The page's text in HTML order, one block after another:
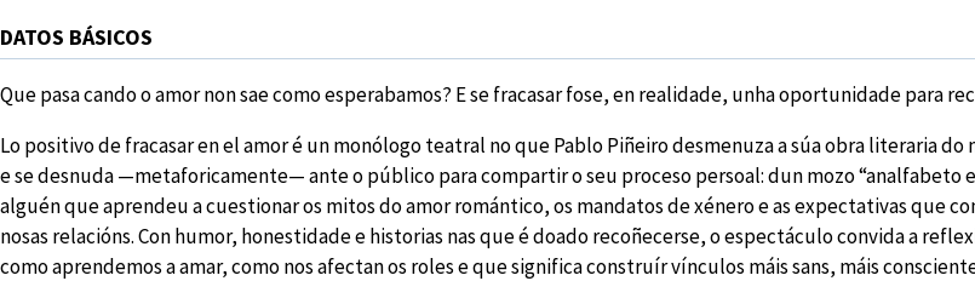
DATOS BÁSICOS
Que pasa cando o amor non sae como esperabamos? E se fracasar fose, en realidade, unha oportunidade para
Lo positivo de fracasar en el amor é un monólogo teatral no que Pablo Piñeiro desmenuza a súa obra literaria do
e se desnuda —metaforicamente— ante o público para compartir o seu proceso persoal: dun mozo “analfabeto
alguén que aprendeu a cuestionar os mitos do amor romántico, os mandatos de xénero e as expectativas que
nosas relacións. Con humor, honestidade e historias nas que é doado recoñecerse, o espectáculo convida a
como aprendemos a amar, como nos afectan os roles e que significa construír vínculos máis sans, máis